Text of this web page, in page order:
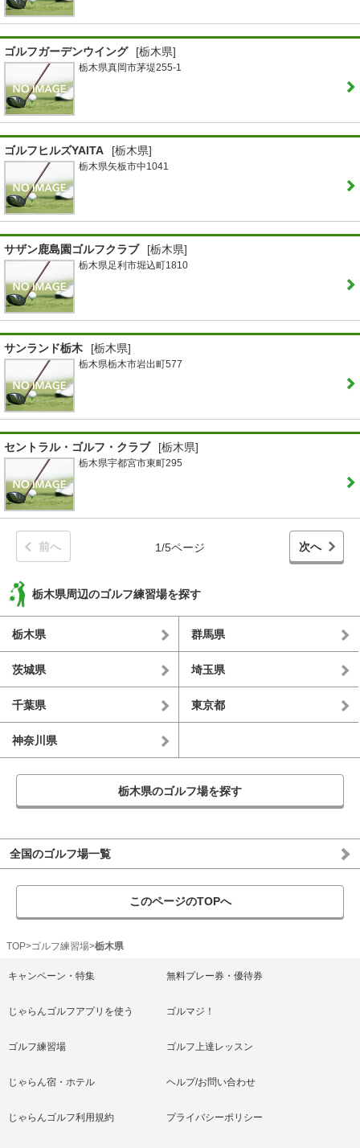
ゴルフガーデンウイング [栃木県]
栃木県真岡市茅堤255-1
ゴルフヒルズYAITA [栃木県]
栃木県矢板市中1041
サザン鹿島園ゴルフクラブ [栃木県]
栃木県足利市堀込町1810
サンランド栃木 [栃木県]
栃木県栃木市岩出町577
セントラル・ゴルフ・クラブ [栃木県]
栃木県宇都宮市東町295
前へ 1/5ページ 次へ
栃木県周辺のゴルフ練習場を探す
栃木県 群馬県
茨城県 埼玉県
千葉県 東京都
神奈川県
栃木県のゴルフ場を探す
全国のゴルフ場一覧
このページのTOPへ
TOP ゴルフ練習場 栃木県
キャンペーン・特集 無料プレー券・優待券
じゃらんゴルフアプリを使う ゴルマジ！
ゴルフ練習場 ゴルフ上達レッスン
じゃらん宿・ホテル ヘルプ/お問い合わせ
じゃらんゴルフ利用規約 プライバシーポリシー